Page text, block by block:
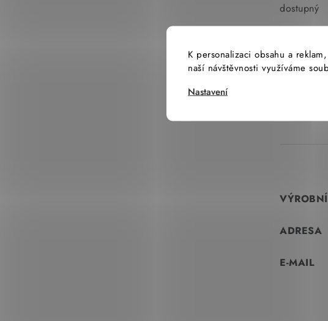
K personalizaci obsahu a
naší návštěvnosti využíváme
Nastavení
dostupný
ADRESA
E-MAIL